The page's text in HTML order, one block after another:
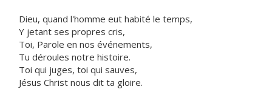
Dieu, quand l'homme eut habité le temps,
Y jetant ses propres cris,
Toi, Parole en nos événements,
Tu déroules notre histoire.
Toi qui juges, toi qui sauves,
Jésus Christ nous dit ta gloire.